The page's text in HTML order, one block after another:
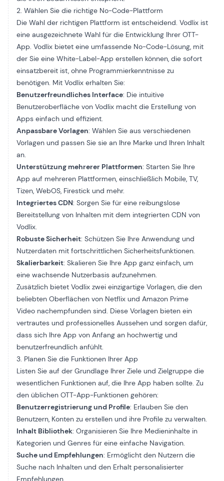
2. Wählen Sie die richtige No-Code-Plattform
Die Wahl der richtigen Plattform ist entscheidend. Vodlix ist
eine ausgezeichnete Wahl für die Entwicklung Ihrer OTT-
App. Vodlix bietet eine umfassende No-Code-Lösung, mit
der Sie eine White-Label-App erstellen können, die sofort
einsatzbereit ist, ohne Programmierkenntnisse zu
benötigen. Mit Vodlix erhalten Sie:
Benutzerfreundliches Interface: Die intuitive
Benutzeroberfläche von Vodlix macht die Erstellung von
Apps einfach und effizient.
Anpassbare Vorlagen: Wählen Sie aus verschiedenen
Vorlagen und passen Sie sie an Ihre Marke und Ihren Inhalt
an.
Unterstützung mehrerer Plattformen: Starten Sie Ihre
App auf mehreren Plattformen, einschließlich Mobile, TV,
Tizen, WebOS, Firestick und mehr.
Integriertes CDN: Sorgen Sie für eine reibungslose
Bereitstellung von Inhalten mit dem integrierten CDN von
Vodlix.
Robuste Sicherheit: Schützen Sie Ihre Anwendung und
Nutzerdaten mit fortschrittlichen Sicherheitsfunktionen.
Skalierbarkeit: Skalieren Sie Ihre App ganz einfach, um
eine wachsende Nutzerbasis aufzunehmen.
Zusätzlich bietet Vodlix zwei einzigartige Vorlagen, die den
beliebten Oberflächen von Netflix und Amazon Prime
Video nachempfunden sind. Diese Vorlagen bieten ein
vertrautes und professionelles Aussehen und sorgen dafür,
dass sich Ihre App von Anfang an hochwertig und
benutzerfreundlich anfühlt.
3. Planen Sie die Funktionen Ihrer App
Listen Sie auf der Grundlage Ihrer Ziele und Zielgruppe die
wesentlichen Funktionen auf, die Ihre App haben sollte. Zu
den üblichen OTT-App-Funktionen gehören:
Benutzerregistrierung und Profile: Erlauben Sie den
Benutzern, Konten zu erstellen und ihre Profile zu verwalten.
Inhalt Bibliothek: Organisieren Sie Ihre Medieninhalte in
Kategorien und Genres für eine einfache Navigation.
Suche und Empfehlungen: Ermöglicht den Nutzern die
Suche nach Inhalten und den Erhalt personalisierter
Empfehlungen.